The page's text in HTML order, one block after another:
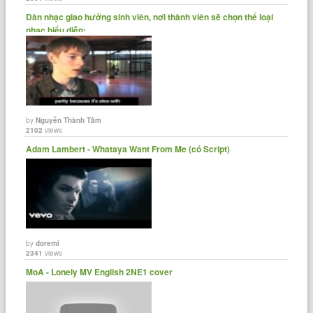
Dàn nhạc giao hưởng sinh viên, nơi thành viên sẽ chọn thể loại
nhạc biểu diễn:......
byNguyễn Thành Tâm
2102 views
Adam Lambert - Whataya Want From Me (có Script)
bydoremi
2341 views
MoA - Lonely MV English 2NE1 cover